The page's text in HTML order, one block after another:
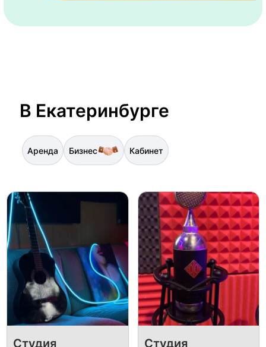
В Екатеринбурге
Аренда Бизнес Кабинет
Студия Студия